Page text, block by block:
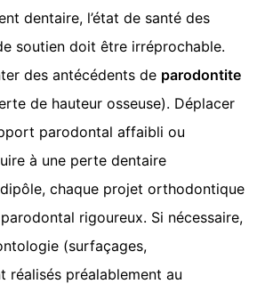
dentaire, l’état de santé des
soutien doit être irréprochable.
des antécédents de parodontite
de hauteur osseuse). Déplacer
parodontal affaibli ou
à une perte dentaire
chaque projet orthodontique
rigoureux. Si nécessaire,
(surfaçages,
réalisés préalablement au